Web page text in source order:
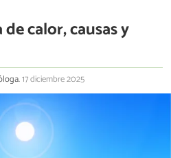
calor, causas y
17 diciembre 2025